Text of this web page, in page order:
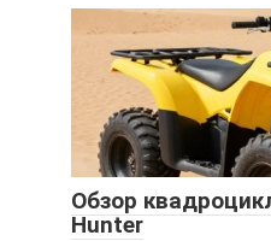
Обзор
Hunter